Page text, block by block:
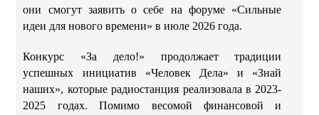
они смогут заявить о себе на форуме «Сильные
идеи для нового времени» в июле 2026 года.
Конкурс «За дело!» продолжает традиции
успешных инициатив «Человек Дела» и «Знай
наших», которые радиостанция реализовала в 2023-
2025 годах. Помимо весомой финансовой и